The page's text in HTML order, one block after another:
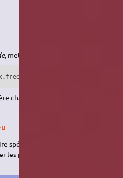
, mettez:
freeboxtv/playlist.m3u
chaîne de la liste dès son
spécifique à un logiciel: La
les ports de connections entre la